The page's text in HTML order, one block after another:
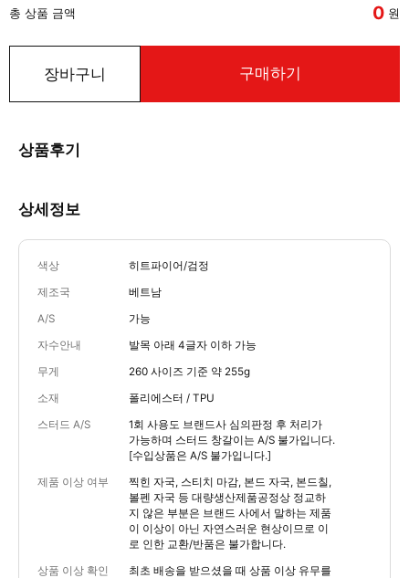
총 상품 금액 0 원
장바구니 구매하기
상품후기
상세정보
색상 히트파이어/검정
제조국 베트남
A/S 가능
자수안내 발목 아래 4글자 이하 가능
무게 260 사이즈 기준 약 255g
소재 폴리에스터 / TPU
스터드 A/S
1회 사용도 브랜드사 심의판정 후 처리가
가능하며 스터드 창갈이는 A/S 불가입니다.
[수입상품은 A/S 불가입니다.]
제품 이상 여부
찍힌 자국, 스티치 마감, 본드 자국, 본드칠,
볼펜 자국 등 대량생산제품공정상 정교하
지 않은 부분은 브랜드 사에서 말하는 제품
이 이상이 아닌 자연스러운 현상이므로 이
로 인한 교환/반품은 불가합니다.
상품 이상 확인
최초 배송을 받으셨을 때 상품 이상 유무를